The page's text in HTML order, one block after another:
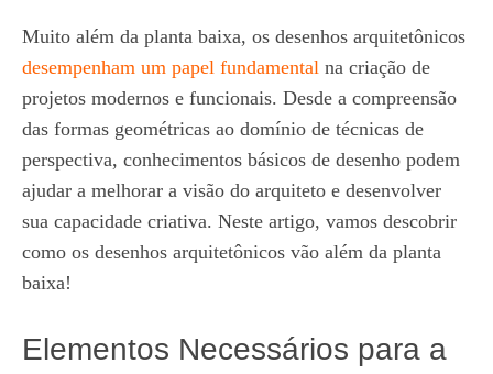
Muito além da planta baixa, os desenhos arquitetônicos
desempenham um papel fundamental na criação de
projetos modernos e funcionais. Desde a compreensão
das formas geométricas ao domínio de técnicas de
perspectiva, conhecimentos básicos de desenho podem
ajudar a melhorar a visão do arquiteto e desenvolver
sua capacidade criativa. Neste artigo, vamos descobrir
como os desenhos arquitetônicos vão além da planta
baixa!
Elementos Necessários para a